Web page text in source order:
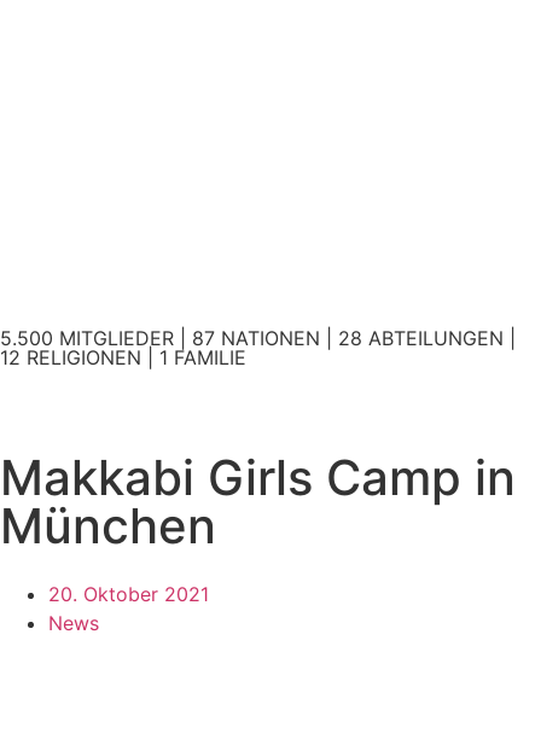
5.500 MITGLIEDER | 87 NATIONEN | 28 ABTEILUNGEN |
12 RELIGIONEN | 1 FAMILIE
Makkabi Girls Camp in
München
20. Oktober 2021
News